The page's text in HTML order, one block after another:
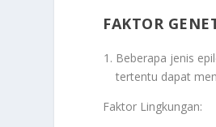
FAKTOR
Beberapa jenis
tertentu dapat
Faktor Lingkungan: